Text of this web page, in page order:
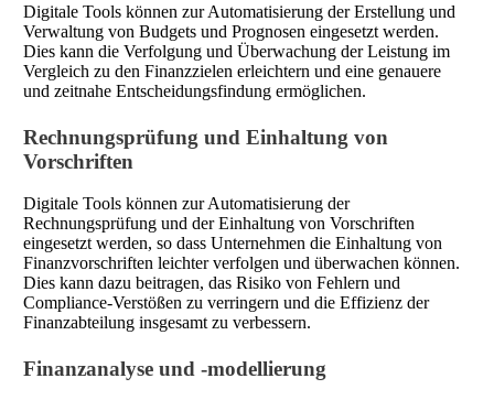
Digitale Tools können zur Automatisierung der Erstellung und
Verwaltung von Budgets und Prognosen eingesetzt werden.
Dies kann die Verfolgung und Überwachung der Leistung im
Vergleich zu den Finanzzielen erleichtern und eine genauere
und zeitnahe Entscheidungsfindung ermöglichen.
Rechnungsprüfung und Einhaltung von
Vorschriften
Digitale Tools können zur Automatisierung der
Rechnungsprüfung und der Einhaltung von Vorschriften
eingesetzt werden, so dass Unternehmen die Einhaltung von
Finanzvorschriften leichter verfolgen und überwachen können.
Dies kann dazu beitragen, das Risiko von Fehlern und
Compliance-Verstößen zu verringern und die Effizienz der
Finanzabteilung insgesamt zu verbessern.
Finanzanalyse und -modellierung